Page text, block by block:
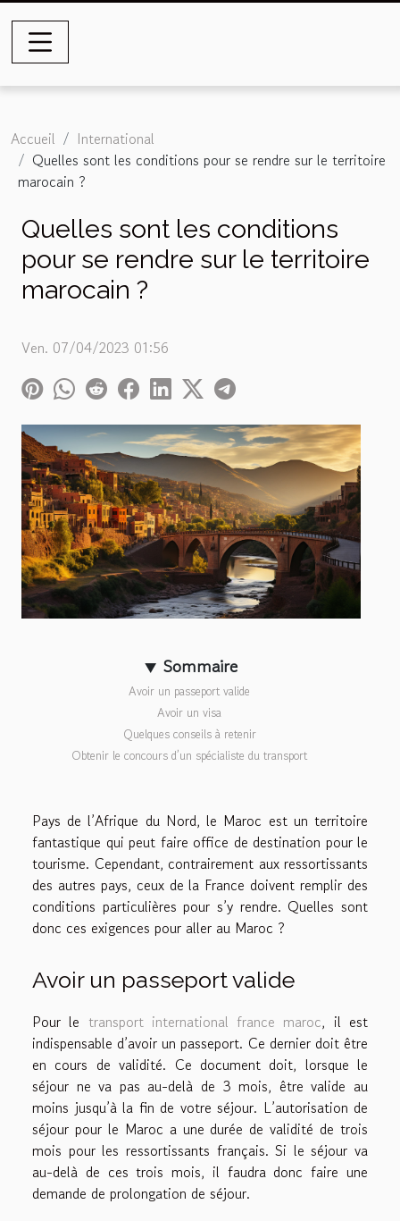
Accueil
International
Quelles sont les conditions pour se rendre sur le territoire
marocain ?
Quelles sont les conditions
pour se rendre sur le territoire
marocain ?
Ven. 07/04/2023 01:56
Sommaire
Avoir un passeport valide
Avoir un visa
Quelques conseils à retenir
Obtenir le concours d’un spécialiste du transport
Pays de l’Afrique du Nord, le Maroc est un territoire
fantastique qui peut faire office de destination pour le
tourisme. Cependant, contrairement aux ressortissants
des autres pays, ceux de la France doivent remplir des
conditions particulières pour s’y rendre. Quelles sont
donc ces exigences pour aller au Maroc ?
Avoir un passeport valide
Pour le transport international france maroc, il est
indispensable d’avoir un passeport. Ce dernier doit être
en cours de validité. Ce document doit, lorsque le
séjour ne va pas au-delà de 3 mois, être valide au
moins jusqu’à la fin de votre séjour. L’autorisation de
séjour pour le Maroc a une durée de validité de trois
mois pour les ressortissants français. Si le séjour va
au-delà de ces trois mois, il faudra donc faire une
demande de prolongation de séjour.